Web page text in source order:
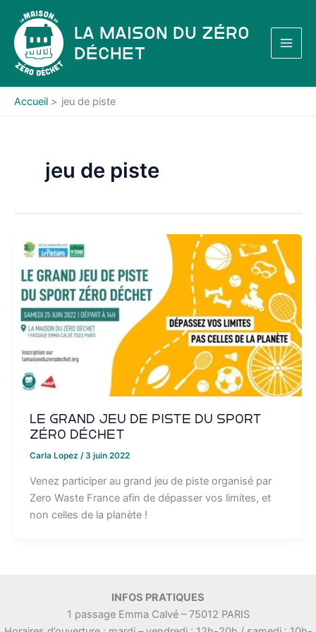
contenu
La Maison du Zéro
Déchet
Accueil jeu de piste
jeu de piste
Le grand jeu de piste du sport
zéro déchet
Carla Lopez /3 juin 2022
Venez participer au grand jeu de piste organisé par
Zero Waste France afin de dépasser vos limites, et
non celles de la planète !
INFOS PRATIQUES
1 passage Emma Calvé – 75012 PARIS